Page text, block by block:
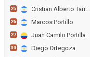
25 Cristian Alberto Tarragon
26 Marcos Portillo
27 Juan Camilo Portilla
30 Diego Ortegoza